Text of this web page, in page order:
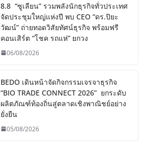
8.8 “ซูเลียน” รวมพลังนักธุรกิจทั่วประเทศ
จัดประชุมใหญ่แห่งปี พบ CEO “ดร.ปิยะ
วัฒน์” ถ่ายทอดวิสัยทัศน์ธุรกิจ พร้อมฟรี
คอนเสิร์ต “โชค รถแห่” ยกวง
06/08/2026
BEDO เดินหน้าจัดกิจกรรมเจรจาธุรกิจ
“BIO TRADE CONNECT 2026” ยกระดับ
ผลิตภัณฑ์ท้องถิ่นสู่ตลาดเชิงพาณิชย์อย่าง
ยั่งยืน
05/08/2026